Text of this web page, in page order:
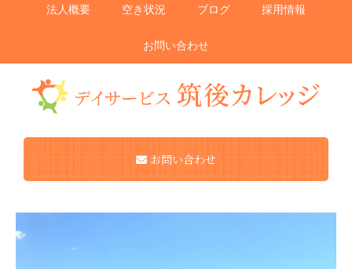
法人概要 空き状況 ブログ 採用情報
お問い合わせ
お問い合わせ